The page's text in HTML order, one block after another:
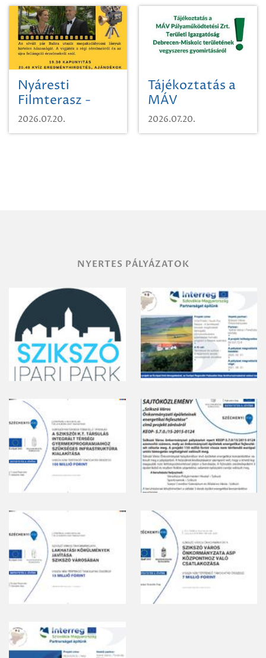
Nyáresti
Filmterasz -
Beugró a
Paradicsomba
2026.07.20.
Tájékoztatás a
MÁV
Pályaműködtetési
Zrt. Területi
2026.07.20.
NYERTES PÁLYÁZATOK